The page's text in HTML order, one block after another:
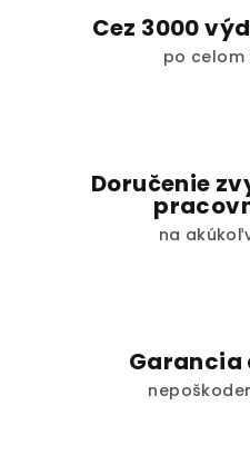
Cez 3000
po celom
Doručenie
na
Garancia